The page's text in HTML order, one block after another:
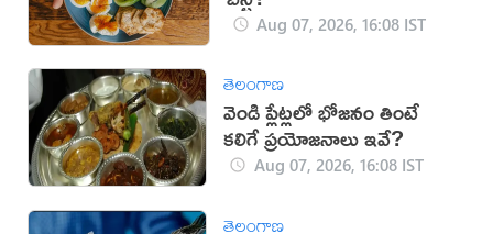
Aug 07, 2026, 16:08 IST
తెలంగాణ
వెండి ప్లేట్లలో భోజనం తింటే
కలిగే ప్రయోజనాలు ఇవే?
Aug 07, 2026, 16:08 IST
తెలంగాణ